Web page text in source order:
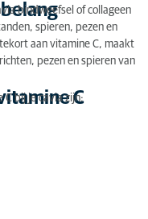
C
C
C nodig?
vitamine C?
bindweefsel of collageen
spieren, pezen en
aan vitamine C, maakt
pezen en spieren van
C
C bij je cavia zijn: